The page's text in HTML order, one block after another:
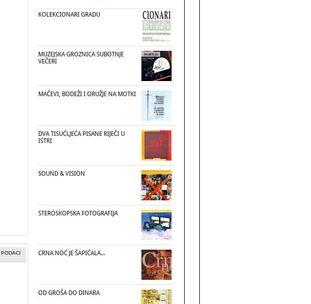
PODACI
KOLEKCIONARI GRADU
MUZEJSKA GROZNICA SUBOTNJE
VEČERI
MAČEVI, BODEŽI I ORUŽJE NA MOTKI
DVA TISUĆLJEĆA PISANE RIJEČI U
ISTRI
SOUND & VISION
STEROSKOPSKA FOTOGRAFIJA
CRNA NOĆ JE ŠAPIĆALA...
OD GROŠA DO DINARA